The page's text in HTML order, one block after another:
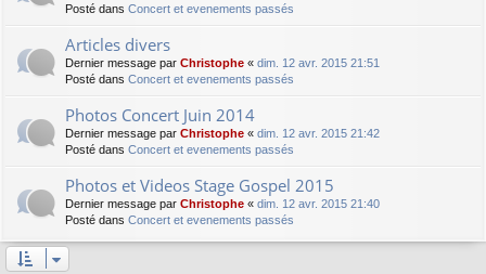
Posté dans Concert et evenements passés
Articles divers
Dernier message par Christophe « dim. 12 avr. 2015 21:51
Posté dans Concert et evenements passés
Photos Concert Juin 2014
Dernier message par Christophe « dim. 12 avr. 2015 21:42
Posté dans Concert et evenements passés
Photos et Videos Stage Gospel 2015
Dernier message par Christophe « dim. 12 avr. 2015 21:40
Posté dans Concert et evenements passés